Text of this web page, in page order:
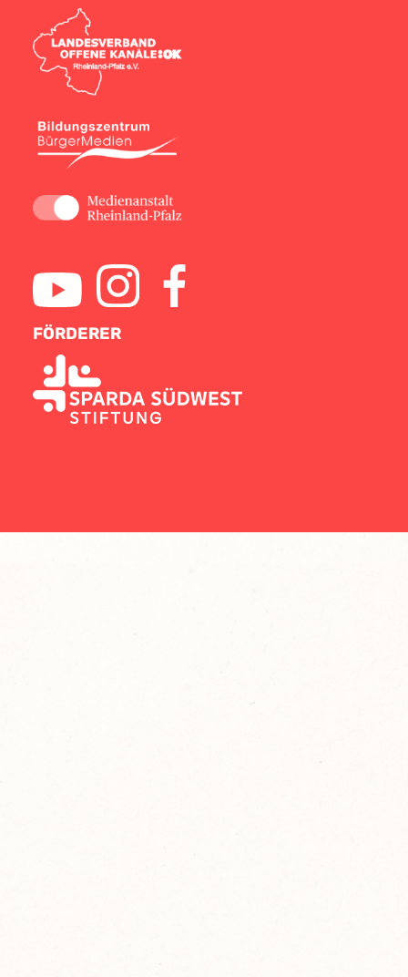
FÖRDERER